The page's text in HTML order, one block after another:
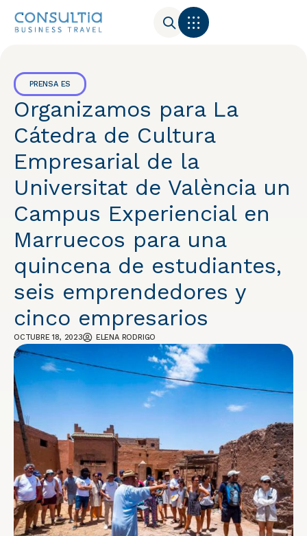
PRENSA ES
Organizamos para La
Cátedra de Cultura
Empresarial de la
Universitat de València un
Campus Experiencial en
Marruecos para una
quincena de estudiantes,
seis emprendedores y
cinco empresarios
OCTUBRE 18, 2023 ELENA RODRIGO